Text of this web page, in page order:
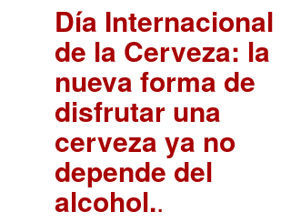
Día Internacional
de la Cerveza: la
nueva forma de
disfrutar una
cerveza ya no
depende del
alcohol..